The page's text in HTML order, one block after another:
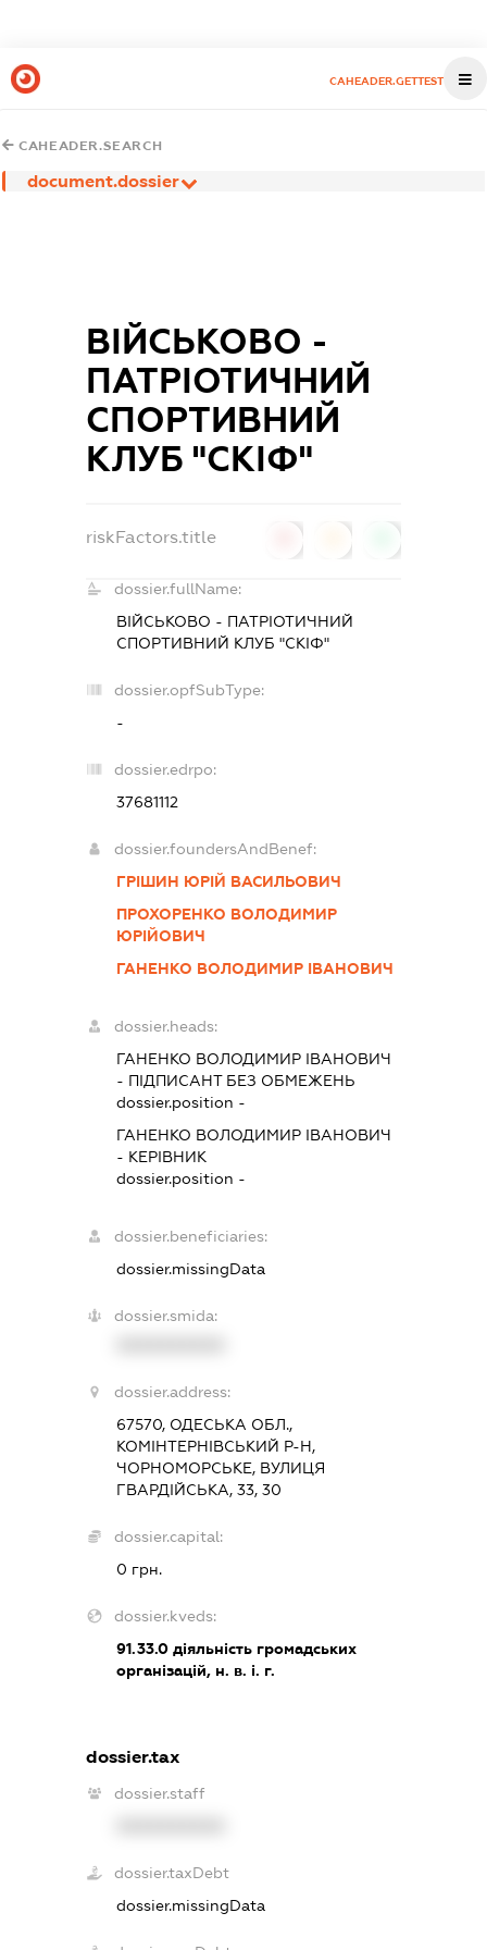
CAHEADER.GETTEST
CAHEADER.SEARCH
document.dossier
ВІЙСЬКОВО -
ПАТРІОТИЧНИЙ
СПОРТИВНИЙ
КЛУБ "СКІФ"
riskFactors.title
dossier.fullName:
ВІЙСЬКОВО - ПАТРІОТИЧНИЙ
СПОРТИВНИЙ КЛУБ "СКІФ"
dossier.opfSubType:
-
dossier.edrpo:
37681112
dossier.foundersAndBenef:
ГРІШИН ЮРІЙ ВАСИЛЬОВИЧ
ПРОХОРЕНКО ВОЛОДИМИР
ЮРІЙОВИЧ
ГАНЕНКО ВОЛОДИМИР ІВАНОВИЧ
dossier.heads:
ГАНЕНКО ВОЛОДИМИР ІВАНОВИЧ
- ПІДПИСАНТБЕЗ ОБМЕЖЕНЬ
dossier.position -
ГАНЕНКО ВОЛОДИМИР ІВАНОВИЧ
- КЕРІВНИК
dossier.position -
dossier.beneficiaries:
dossier.missingData
dossier.smida:
dossier.address:
67570, ОДЕСЬКА ОБЛ.,
КОМІНТЕРНІВСЬКИЙ Р-Н,
ЧОРНОМОРСЬКЕ, ВУЛИЦЯ
ГВАРДІЙСЬКА, 33, 30
dossier.capital:
0 грн.
dossier.kveds:
91.33.0 діяльність громадських
організацій, н. в. і. г.
dossier.tax
dossier.staff
dossier.taxDebt
dossier.missingData